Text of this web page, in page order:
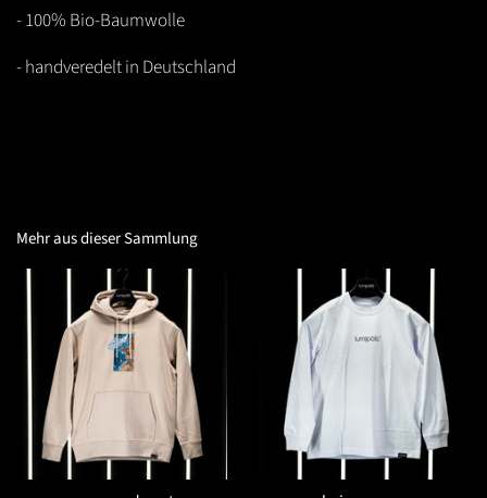
- 100% Bio-Baumwolle
- handveredelt in Deutschland
Mehr aus dieser Sammlung